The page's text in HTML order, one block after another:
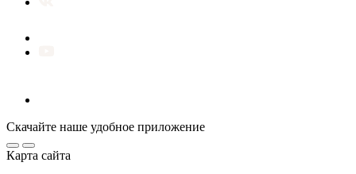
Скачайте наше удобное приложение
Карта сайта